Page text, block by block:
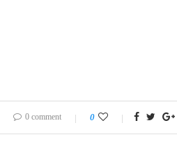
0 comment 0